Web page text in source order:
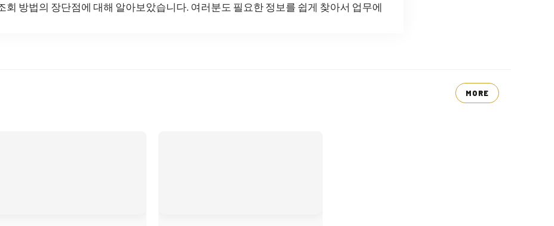
회 방법의 장단점에 대해 알아보았습니다. 여러분도 필요한 정보를 쉽게 찾아서 업무에
MORE